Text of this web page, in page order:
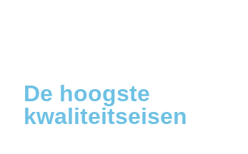
De hoogste
kwaliteitseisen